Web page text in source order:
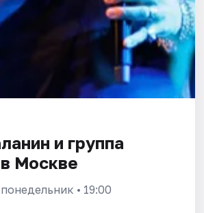
и группа
Москве
понедельник • 19:00